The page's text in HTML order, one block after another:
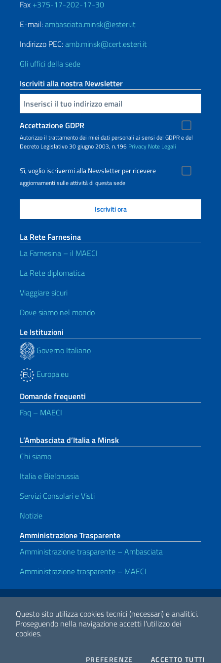
Questo sito utilizza cookies tecnici (necessari) e analitici.
Proseguendo nella navigazione accetti l'utilizzo dei
cookies.
PREFERENZE COOKIESACCETTO TUTTI
Fax +375-17-202-17-30
E-mail:ambasciata.minsk@esteri.it
Indirizzo PEC:amb.minsk@cert.esteri.it
Gli uffici della sede
Iscriviti alla nostra Newsletter
Inserisci la tua email
Accettazione GDPR
Autorizzo il trattamento dei miei dati personali ai sensi del GDPR e del
Decreto Legislativo 30 giugno 2003, n.196 Privacy Note Legali
Sì, voglio iscrivermi alla Newsletter per ricevere
aggiornamenti sulle attività di questa sede
La Rete Farnesina
La Farnesina – il MAECI
La Rete diplomatica
Viaggiare sicuri
Dove siamo nel mondo
Le Istituzioni
Governo Italiano
Europa.eu
Domande frequenti
Faq – MAECI
L’Ambasciata d’Italia a Minsk
Chi siamo
Italia e Bielorussia
Servizi Consolari e Visti
Notizie
Amministrazione Trasparente
Amministrazione trasparente – Ambasciata
Amministrazione trasparente – MAECI
Link Utili